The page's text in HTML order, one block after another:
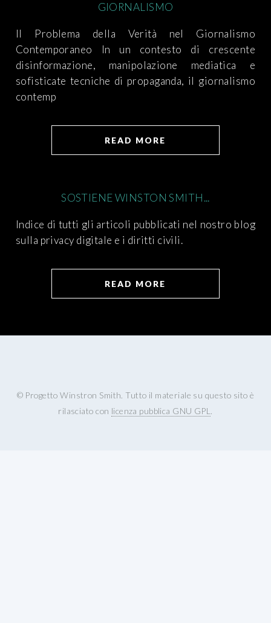
GIORNALISMO
Il Problema della Verità nel Giornalismo
Contemporaneo In un contesto di crescente
disinformazione, manipolazione mediatica e
sofisticate tecniche di propaganda, il giornalismo
contemp
READ MORE
SOSTIENE WINSTON SMITH...
Indice di tutti gli articoli pubblicati nel nostro blog
sulla privacy digitale e i diritti civili.
READ MORE
© Progetto Winstron Smith. Tutto il materiale su questo sito è
rilasciato con licenza pubblica GNU GPL.